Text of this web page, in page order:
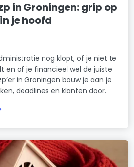
in Groningen: grip op
je hoofd
nog klopt, of je niet te
en of je financieel wel de juiste
in Groningen bouw je aan je
deadlines en klanten door.